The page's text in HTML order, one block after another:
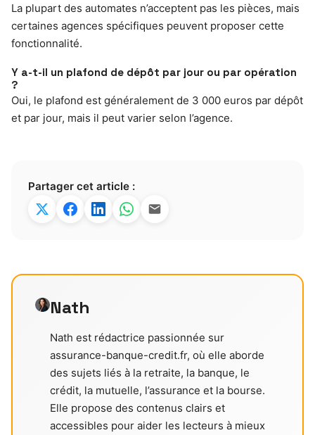
La plupart des automates n’acceptent pas les pièces, mais
certaines agences spécifiques peuvent proposer cette
fonctionnalité.
Y a-t-il un plafond de dépôt par jour ou par opération
?
Oui, le plafond est généralement de 3 000 euros par dépôt
et par jour, mais il peut varier selon l’agence.
Partager cet article :
Nath
Nath est rédactrice passionnée sur
assurance-banque-credit.fr, où elle aborde
des sujets liés à la retraite, la banque, le
crédit, la mutuelle, l’assurance et la bourse.
Elle propose des contenus clairs et
accessibles pour aider les lecteurs à mieux